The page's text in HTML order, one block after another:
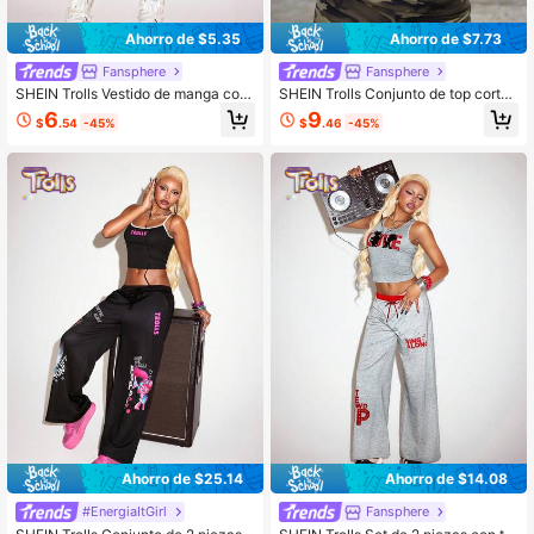
Ahorro de $5.35
Fansphere
SHEIN Trolls Vestido de manga cort
a con cuello redondo y estampado
de dibujos animados, informal, para
$6.54 -45%
Ahorro de $25.14
#EnergiaItGirl
Ahorro de $7.73
Fansphere
SHEIN Trolls Conjunto de top corto
y pantalones cortos de verano con
estampado de camuflaje, letras y di
casual y de moda para mujer
$9.46 -45%
Ahorro de $14.08
Fansphere